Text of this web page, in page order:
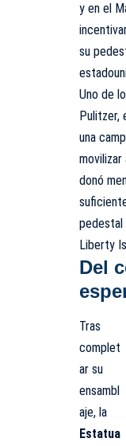
y en el
su
Uno de
Pulitzer,
una
movilizar
donó
pedestal
Liberty
Del
Tras
complet
ar su
ensambl
aje, la
Estatua